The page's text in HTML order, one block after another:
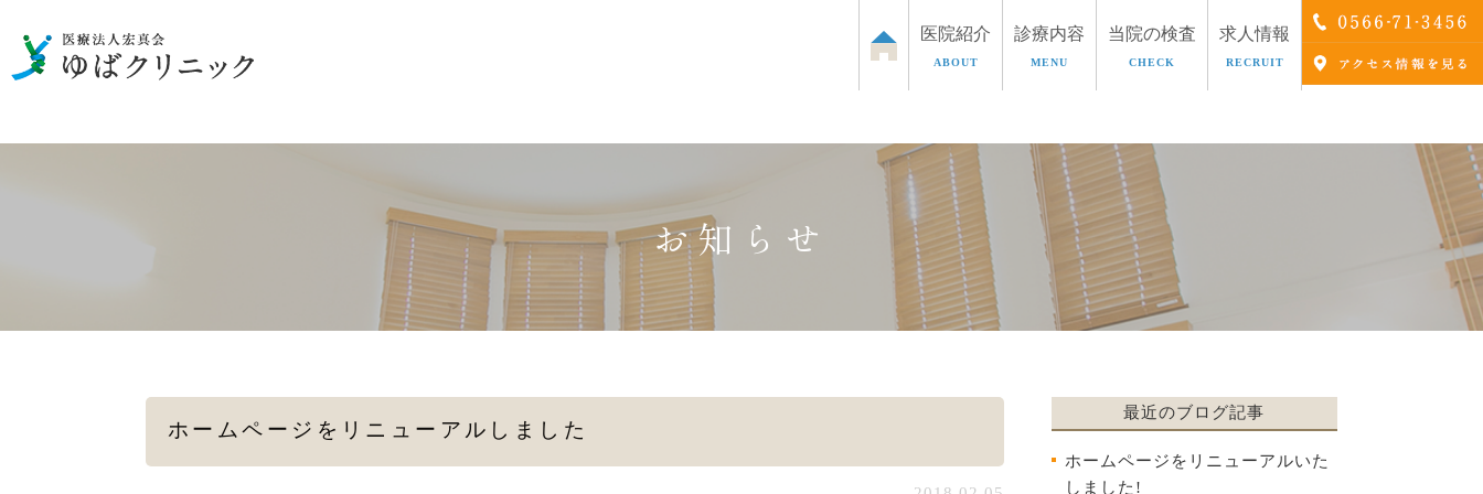
医院紹介
ABOUT
診療内容
MENU
女性の泌尿器のお悩み お子さまの泌尿器のお悩み ED治療
AGA治療
当院の検査
CHECK
性病の検査・治療
求人情報
RECRUIT
お知らせ
ホームページをリニューアルしました
最近のブログ記事
ホームページをリニューアルいた
しました!